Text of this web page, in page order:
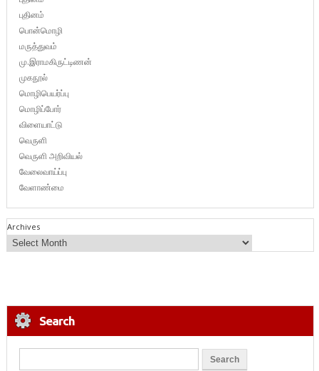
புதினம்
பொன்மொழி
மருத்துவம்
மு.இராமகிருட்டிணன்
முகநூல்
மொழிபெயர்ப்பு
மொழிப்போர்
விளையாட்டு
வெருளி
வெருளி அறிவியல்
வேலைவாய்ப்பு
வேளாண்மை
Archives
Search